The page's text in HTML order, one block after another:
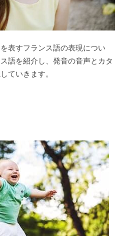
表すフランス語の表現につい
語を紹介し、発音の音声とカタ
ていきます。